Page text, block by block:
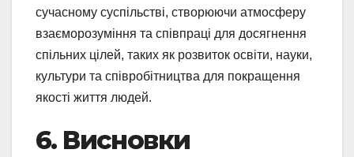
сучасному суспільстві, створюючи атмосферу
взаєморозуміння та співпраці для досягнення
спільних цілей, таких як розвиток освіти, науки,
культури та співробітництва для покращення
якості життя людей.
6. Висновки